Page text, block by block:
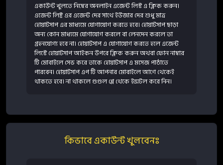
একাউন্ট খুলতে নিম্বের অনলাইন এজেন্ট লিস্ট এ ক্লিক করুন।
এজেন্ট লিষ্ট এর এজেন্ট দের সাথে ইউজার দের শুধু মাত্র
হোয়াটসাপ এর মাধ্যমে যোগাযোগ করতে হবে। হোয়াটসাপ ছাড়া
অন্য কোন মাধ্যমে যোগাযোগ করলে বা লেনদেন করলে তা
গ্রহনযোগ্য হবে না। হোয়াটসাপ এ যোগাযোগ করতে হলে এজেন্ট
লিস্টে হোয়াটসাপ আইকন উপরে ক্লিক করুন অথবা ফোন নাম্বার
টি মোবাইলে সেভ করে তাকে হোয়াটসাপ এ মসেজ পাঠাতে
পারবেন। হোয়াটসাপ এপ টি আপনার মোবাইলে আগে থেকেই
থাকতে হবে। না থাকলে গুগুল প্লে থেকে ইন্সটল করে নিন।
কিভাবে একাউন্ট খুলবেনঃ